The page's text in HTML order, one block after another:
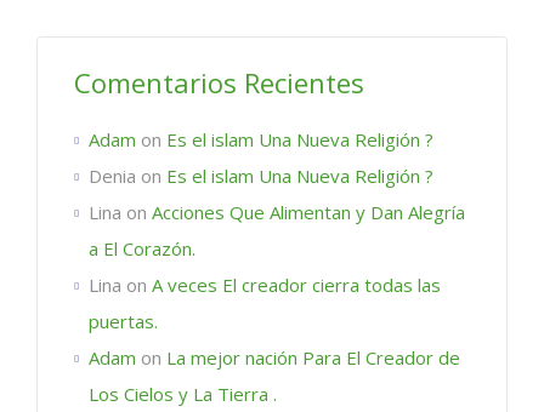
Comentarios Recientes
Adam on Es el islam Una Nueva Religión ?
Denia on Es el islam Una Nueva Religión ?
Lina on Acciones Que Alimentan y Dan Alegría
a El Corazón.
Lina on A veces El creador cierra todas las
puertas.
Adam on La mejor nación Para El Creador de
Los Cielos y La Tierra .